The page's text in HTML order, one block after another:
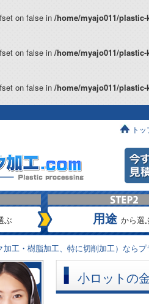
on false in /home/myajo011/
on false in /home/myajo011/
on false in /home/myajo011/
トッ
ぶ 用途 から選
工・樹脂加工、特に切削加工）なら
小ロットの